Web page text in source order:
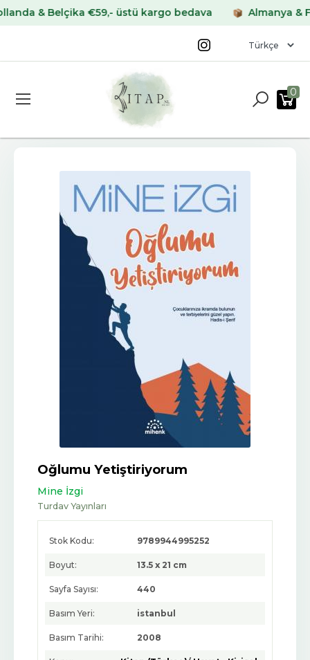
& Belçika €59,- üstü kargo bedava Almanya &
0
Oğlumu Yetiştiriyorum
Mine İzgi
Turdav Yayınları
Stok Kodu: 9789944995252
Boyut: 13.5 x 21 cm
Sayfa Sayısı: 440
Basım Yeri: istanbul
Basım Tarihi: 2008